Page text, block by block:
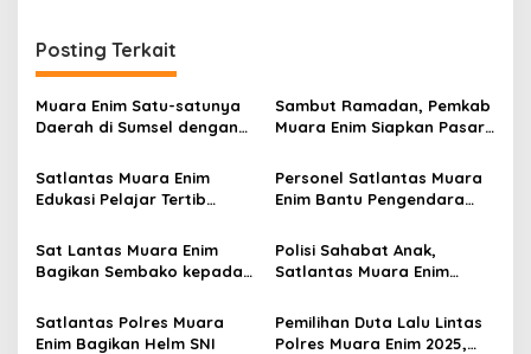
i
g
a
s
i
p
s
Posting Terkait
Muara Enim Satu-satunya
Daerah di Sumsel dengan
Sambut Ramadan, Pemkab
Muara Enim Siapkan Pasar
Satlantas Muara Enim
Edukasi Pelajar Tertib
Personel Satlantas Muara
Enim Bantu Pengendara
Sat Lantas Muara Enim
Bagikan Sembako kepada
Ojek dan Pedagang Kaki
Lima
Polisi Sahabat Anak,
Satlantas Muara Enim
Satlantas Polres Muara
Enim Bagikan Helm SNI
Pemilihan Duta Lalu Lintas
Polres Muara Enim 2025,